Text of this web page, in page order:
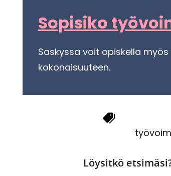
So­pi­si­ko
Sas­kys­sa voit opis­kel­la
ko­ko­nai­suu­teen.
Löysitkö